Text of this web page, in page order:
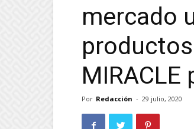
mercado
Por Redacción - 29 julio, 2020